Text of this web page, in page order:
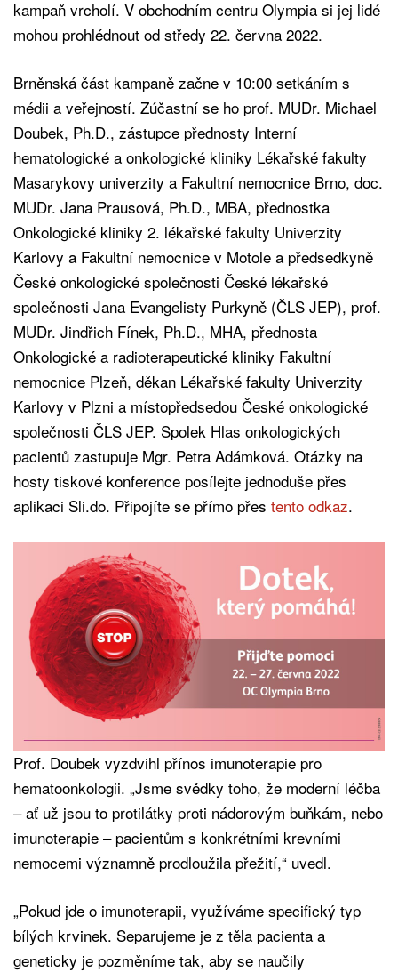
kampaň vrcholí. V obchodním centru Olympia si jej lidé
mohou prohlédnout od středy 22. června 2022.
Brněnská část kampaně začne v 10:00 setkáním s
médii a veřejností. Zúčastní se ho prof. MUDr. Michael
Doubek, Ph.D., zástupce přednosty Interní
hematologické a onkologické kliniky Lékařské fakulty
Masarykovy univerzity a Fakultní nemocnice Brno, doc.
MUDr. Jana Prausová, Ph.D., MBA, přednostka
Onkologické kliniky 2. lékařské fakulty Univerzity
Karlovy a Fakultní nemocnice v Motole a předsedkyně
České onkologické společnosti České lékařské
společnosti Jana Evangelisty Purkyně (ČLS JEP), prof.
MUDr. Jindřich Fínek, Ph.D., MHA, přednosta
Onkologické a radioterapeutické kliniky Fakultní
nemocnice Plzeň, děkan Lékařské fakulty Univerzity
Karlovy v Plzni a místopředsedou České onkologické
společnosti ČLS JEP. Spolek Hlas onkologických
pacientů zastupuje Mgr. Petra Adámková. Otázky na
hosty tiskové konference posílejte jednoduše přes
aplikaci Sli.do. Připojíte se přímo přes tento odkaz.
Prof. Doubek vyzdvihl přínos imunoterapie pro
hematoonkologii. „Jsme svědky toho, že moderní léčba
– ať už jsou to protilátky proti nádorovým buňkám, nebo
imunoterapie – pacientům s konkrétními krevními
nemocemi významně prodloužila přežití,“ uvedl.
„Pokud jde o imunoterapii, využíváme specifický typ
bílých krvinek. Separujeme je z těla pacienta a
geneticky je pozměníme tak, aby se naučily